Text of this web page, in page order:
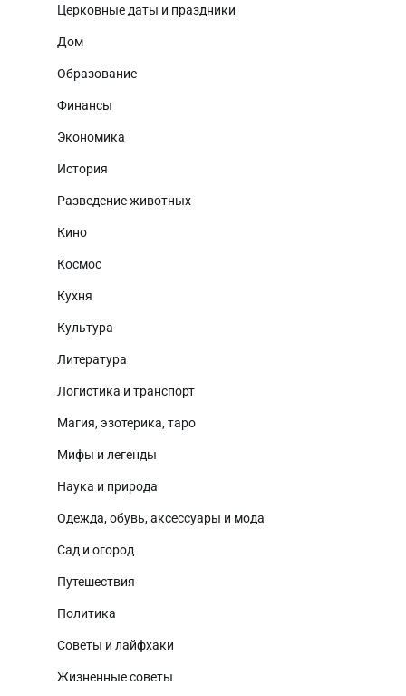
Церковные даты и праздники
Дом
Образование
Финансы
Экономика
История
Разведение животных
Кино
Космос
Кухня
Культура
Литература
Логистика и транспорт
Магия, эзотерика, таро
Мифы и легенды
Наука и природа
Одежда, обувь, аксессуары и мода
Сад и огород
Путешествия
Политика
Советы и лайфхаки
Жизненные советы